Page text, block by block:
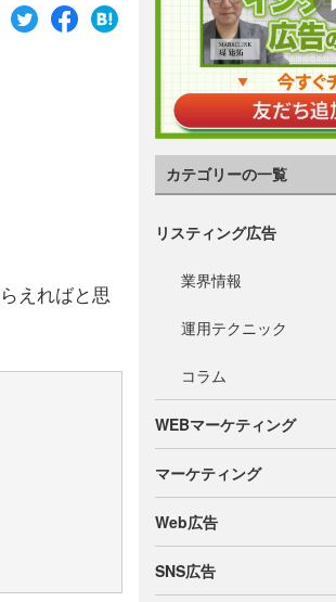
えればと思
カテゴリーの一覧
リスティング広告
業界情報
運用テクニック
コラム
WEBマーケティング
マーケティング
Web広告
SNS広告